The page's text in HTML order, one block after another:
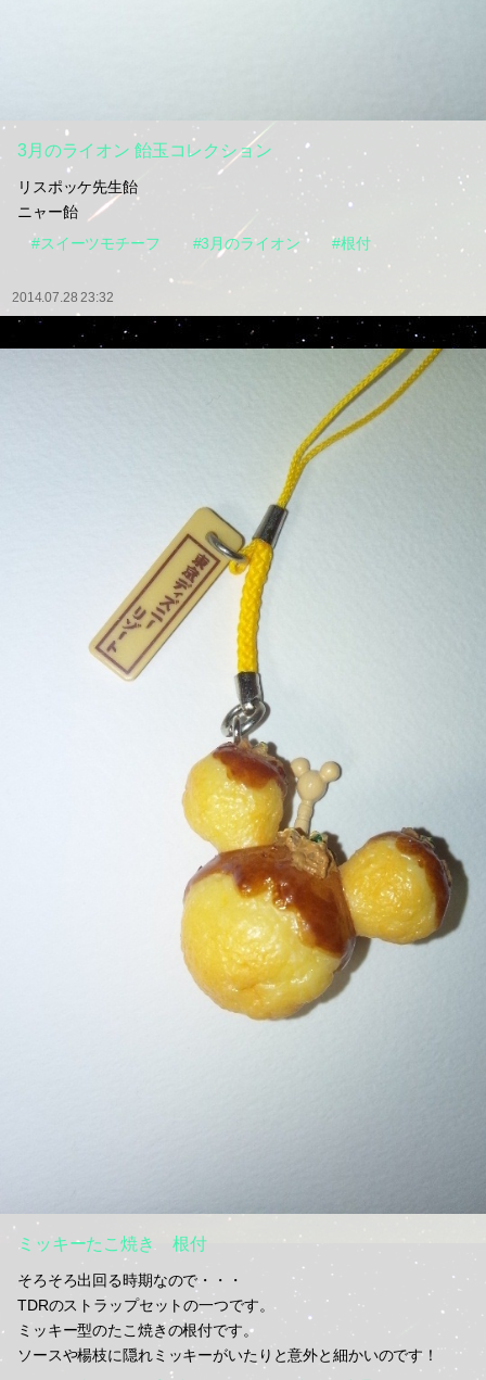
3月のライオン 飴玉コレクション
リスポッケ先生飴
ニャー飴
#スイーツモチーフ
#3月のライオン #根付
2014.07.28 23:32
ミッキーたこ焼き 根付
そろそろ出回る時期なので・・・
TDRのストラップセットの一つです。
ミッキー型のたこ焼きの根付です。
ソースや楊枝に隠れミッキーがいたりと意外と細かいのです！